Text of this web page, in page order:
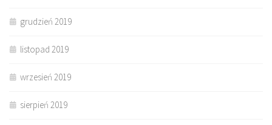
grudzień 2019
listopad 2019
wrzesień 2019
sierpień 2019